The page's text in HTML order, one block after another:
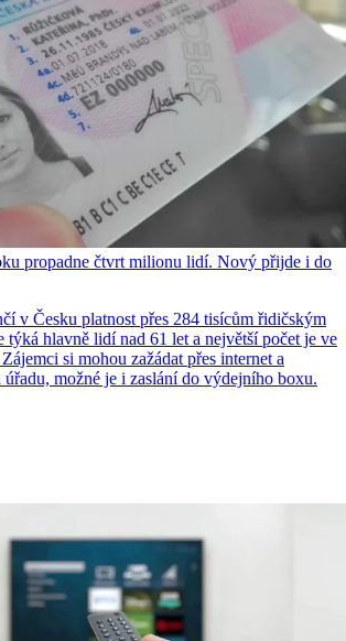
propadne čtvrt milionu lidí. Nový přijde i do
v Česku platnost přes 284 tisícům řidičským
týká hlavně lidí nad 61 let a největší počet je ve
si mohou zažádat přes internet a
možné je i zaslání do výdejního boxu.